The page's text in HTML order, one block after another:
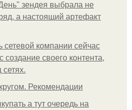
зендея выбрала не
а настоящий артефакт
сетевой компании сейчас
создание своего контента,
Рекомендации
а тут очередь на